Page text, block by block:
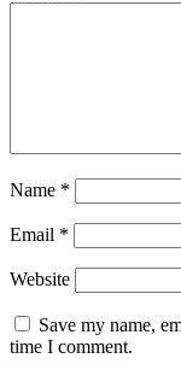
Name *
Email *
Website
Save my name,
time I comment.